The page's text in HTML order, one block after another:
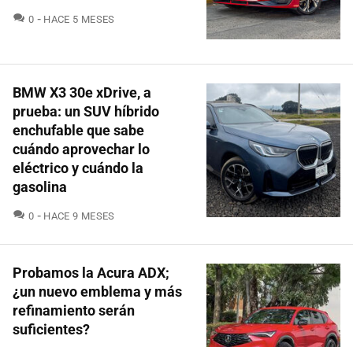
0 COMENTARIOS
HACE 5 MESES
BMW X3 30e xDrive, a
prueba: un SUV híbrido
enchufable que sabe
cuándo aprovechar lo
eléctrico y cuándo la
gasolina
0 COMENTARIOS
HACE 9 MESES
Probamos la Acura ADX;
¿un nuevo emblema y más
refinamiento serán
suficientes?